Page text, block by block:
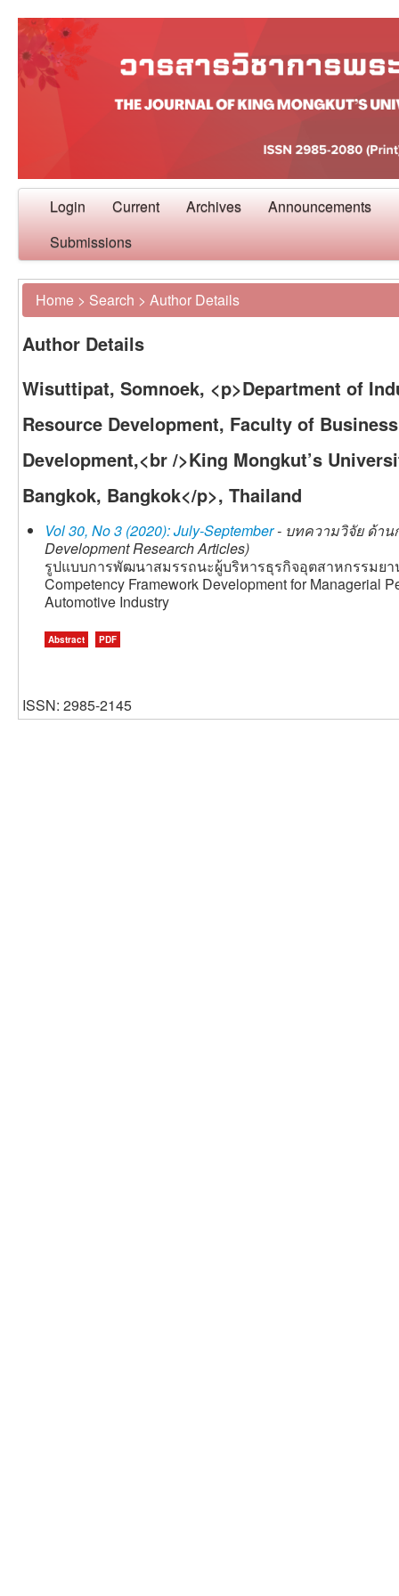
Login Current Archives Announcements
Submissions
Home > Search > Author Details
Author Details
Wisuttipat, Somnoek, <p>Department of
Resource Development, Faculty of
Development,<br />King Mongkut’s
Bangkok, Bangkok</p>, Thailand
Vol 30, No 3 (2020): July-September- บทความวิจัย ด้าน
Development Research Articles)
รูปแบบการพัฒนาสมรรถนะผู้บริหารธุรกิจอุตสาหกรรมย
Competency Framework Development for Managerial
Automotive Industry
Abstract PDF
ISSN: 2985-2145